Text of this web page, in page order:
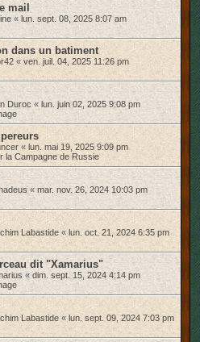
mail
« lun. sept. 08, 2025 8:07 am
dans un batiment
« ven. juil. 04, 2025 11:26 pm
Duroc « lun. juin 02, 2025 9:08 pm
« lun. mai 19, 2025 9:09 pm
la Campagne de Russie
« mar. nov. 26, 2024 10:03 pm
Labastide « lun. oct. 21, 2024 6:35 pm
dit "Xamarius"
« dim. sept. 15, 2024 4:14 pm
Labastide « lun. sept. 09, 2024 7:03 pm